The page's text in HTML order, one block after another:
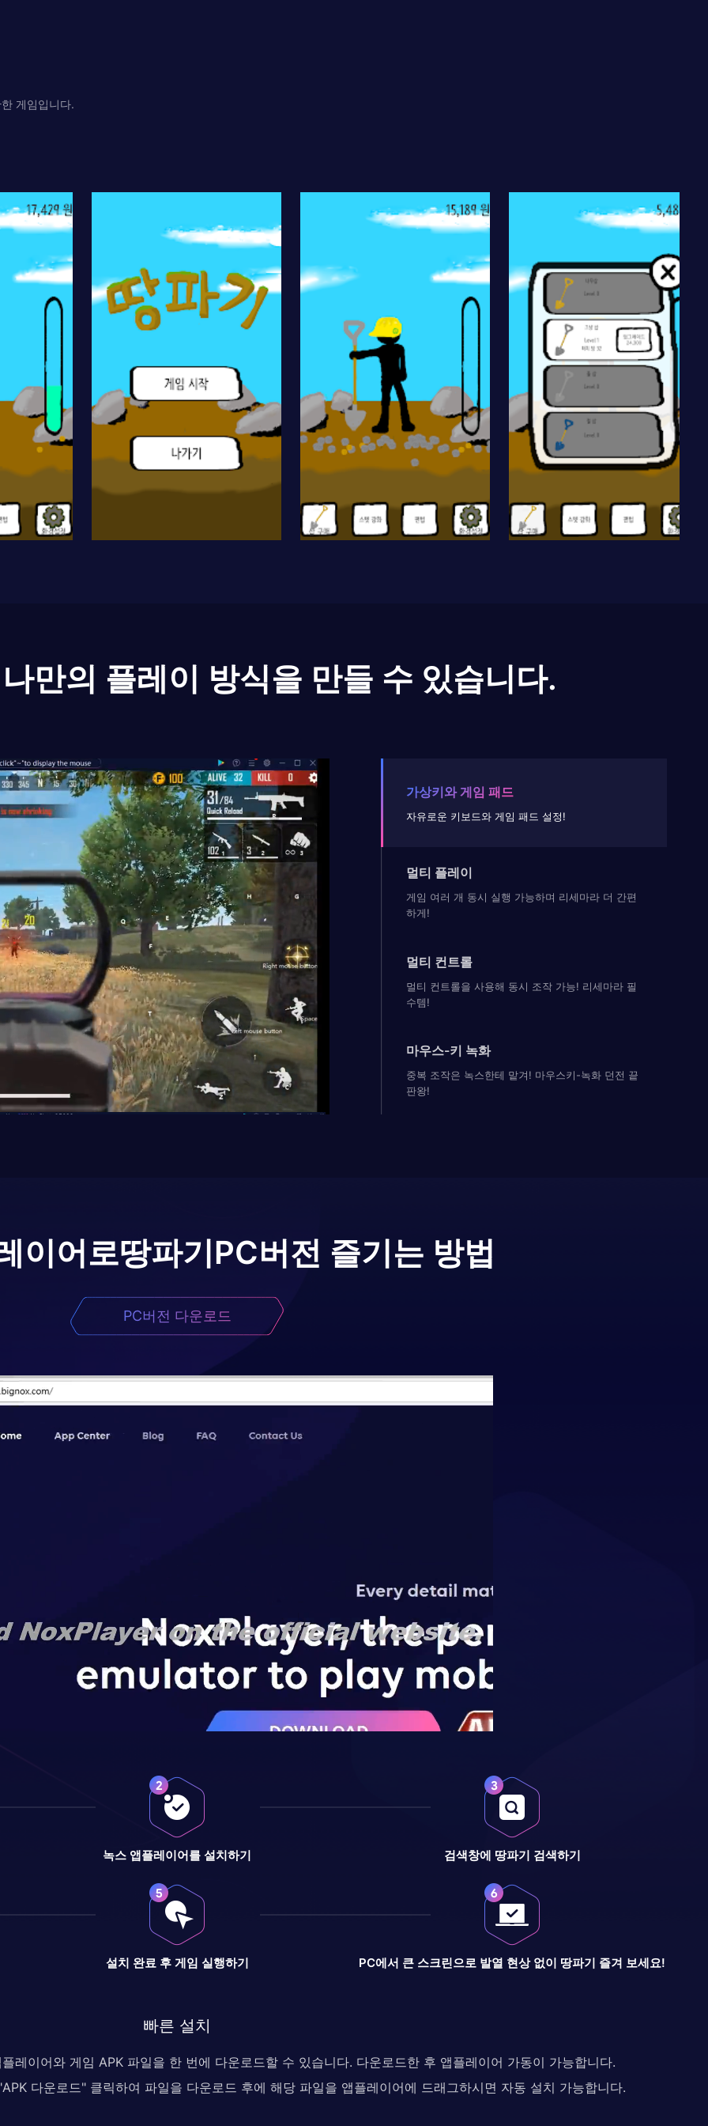
게임입니다.
만의 플레이 방식을 만들 수 있습니다.
가상키와 게임 패드
자유로운 키보드와 게임 패드 설정!
멀티 플레이
게임 여러 개 동시 실행 가능하며 리세마라 더 간편
하게!
멀티 컨트롤
멀티 컨트롤을 사용해 동시 조작 가능! 리세마라 필
수템!
마우스-키 녹화
중복 조작은 녹스한테 맡겨! 마우스키-녹화 던전 끝
판왕!
이어로땅파기PC버전 즐기는 방법
PC버전 다운로드
녹스 앱플레이어를 설치하기 검색창에 땅파기 검색하기
설치 완료 후 게임 실행하기 PC에서 큰 스크린으로 발열 현상 없이 땅파기 즐겨 보세요!
빠른 설치
레이어와 게임 APK 파일을 한 번에 다운로드할 수 있습니다. 다운로드한 후 앱플레이어 가동이 가능합니다.
다운로드" 클릭하여 파일을 다운로드 후에 해당 파일을 앱플레이어에 드래그하시면 자동 설치 가능합니다.